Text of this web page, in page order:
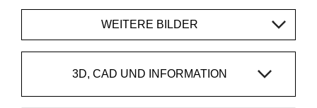
WEITERE BILDER
3D, CAD UND INFORMATION